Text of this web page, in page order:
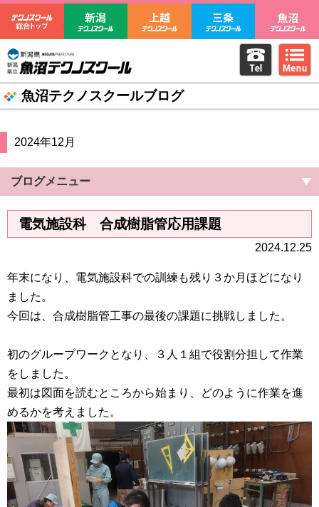
テクノスクール総合トップ
新潟テクノスクール上越テクノスクール
三条テクノ
新潟県立魚沼テクノスクール 電話を
魚沼テクノスクールブログ
2024年12月
ブログメニュー
電気施設科 合成樹脂管応用課題
2024.12.25
年末になり、電気施設科での訓練も残り３か月ほどになり
ました。
今回は、合成樹脂管工事の最後の課題に挑戦しました。
初のグループワークとなり、３人１組で役割分担して作業
をしました。
最初は図面を読むところから始まり、どのように作業を進
めるかを考えました。